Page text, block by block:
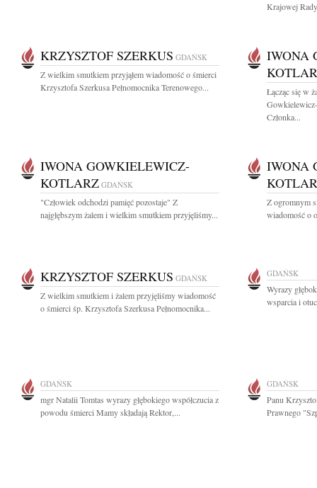
Krajowej
KRZYSZTOF SZERKUS GDAŃSK
Z wielkim smutkiem przyjąłem wiadomość o śmierci
Krzysztofa Szerkusa Pełnomocnika Terenowego...
IWONA
Łącząc się w
Członka...
IWONA GOWKIELEWICZ-
KOTLARZ GDAŃSK
"Człowiek odchodzi pamięć pozostaje" Z
najgłębszym żalem i wielkim smutkiem przyjęliśmy...
IWONA
Z ogromnym
wiadomość o
KRZYSZTOF SZERKUS GDAŃSK
Z wielkim smutkiem i żalem przyjęliśmy wiadomość
o śmierci śp. Krzysztofa Szerkusa Pełnomocnika...
GDAŃSK
Wyrazy
wsparcia i
GDAŃSK
mgr Natalii Tomtas wyrazy głębokiego współczucia z
powodu śmierci Mamy składają Rektor,...
GDAŃSK
Panu
Prawnego